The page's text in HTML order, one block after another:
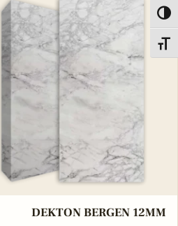
הפעל/כבה ניגודיות גבוהה
מתג גודל גופן
DEKTON BERGEN 12MM